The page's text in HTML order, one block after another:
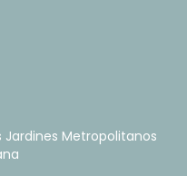
Jardines Metropolitanos